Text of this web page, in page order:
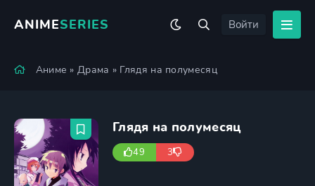
ANIMESERIES Войти
Аниме »Драма » Глядя на полумесяц
Глядя на полумесяц
49 3